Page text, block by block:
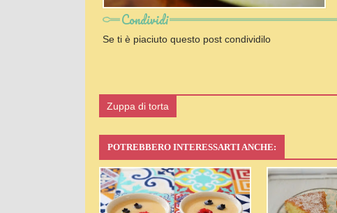
Condividi
Se ti è piaciuto questo post condividilo
Zuppa di torta
POTREBBERO INTERESSARTI ANCHE: